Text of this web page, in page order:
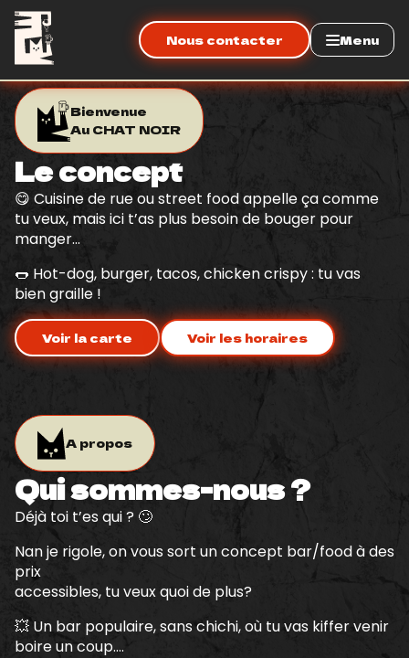
Nous contacter Menu
Bienvenue
Au CHAT NOIR
Le concept
😋 Cuisine de rue ou street food appelle ça comme
tu veux, mais ici t’as plus besoin de bouger pour
manger…
🌭 Hot-dog, burger, tacos, chicken crispy : tu vas
bien graille !
Voir la carte Voir les horaires
A propos
Qui sommes-nous ?
Déjà toi t’es qui ? 🙄
Nan je rigole, on vous sort un concept bar/food à des
prix
accessibles, tu veux quoi de plus?
💥 Un bar populaire, sans chichi, où tu vas kiffer venir
boire un coup….